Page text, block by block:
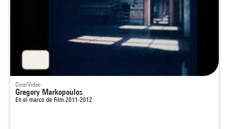
Cine/Video
Gregory Markopoulos
En el marco de Film 2011-2012